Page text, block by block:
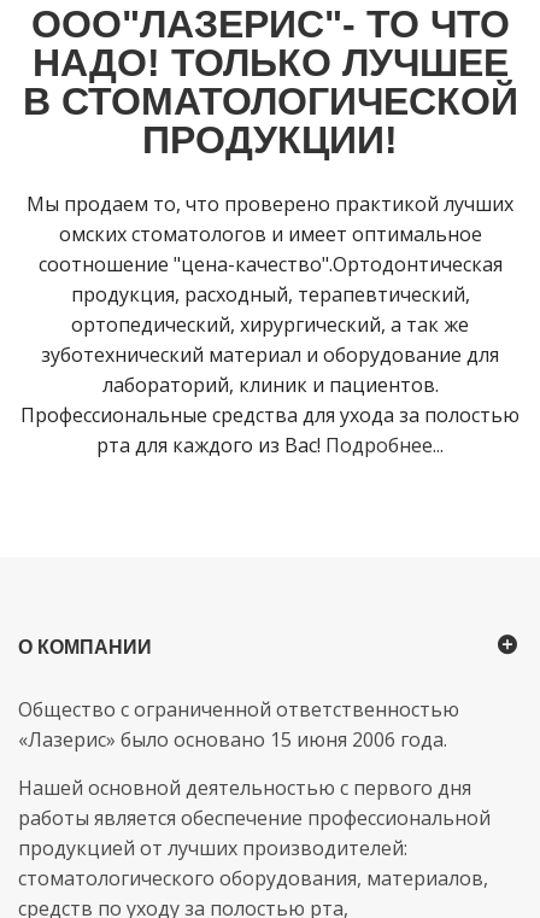
ООО"ЛАЗЕРИС"- ТО ЧТО
НАДО! ТОЛЬКО ЛУЧШЕЕ
В СТОМАТОЛОГИЧЕСКОЙ
ПРОДУКЦИИ!
Мы продаем то, что проверено практикой лучших
омских стоматологов и имеет оптимальное
соотношение "цена-качество".Ортодонтическая
продукция, расходный, терапевтический,
ортопедический, хирургический, а так же
зуботехнический материал и оборудование для
лабораторий, клиник и пациентов.
Профессиональные средства для ухода за полостью
рта для каждого из Вас! Подробнее...
О КОМПАНИИ
Общество с ограниченной ответственностью
«Лазерис» было основано 15 июня 2006 года.
Нашей основной деятельностью с первого дня
работы является обеспечение профессиональной
продукцией от лучших производителей:
стоматологического оборудования, материалов,
средств по уходу за полостью рта,